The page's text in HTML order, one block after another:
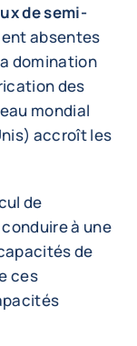
de semi-
absentes
domination
des
mondial
accroît les
de
à une
de
ces